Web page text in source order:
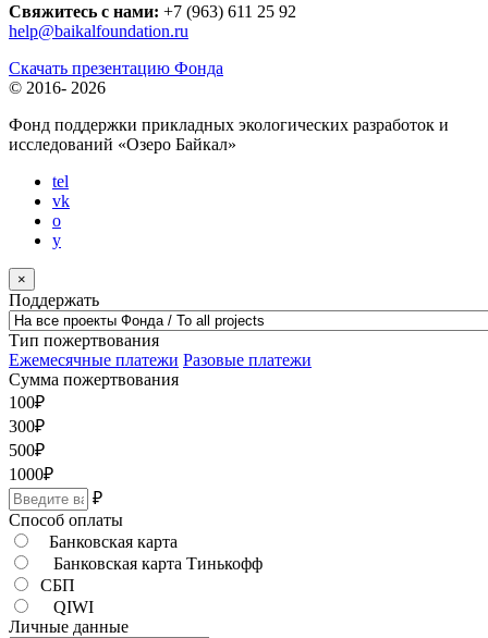
Свяжитесь с нами: +7 (963) 611 25 92
help@baikalfoundation.ru
Скачать презентацию Фонда
© 2016- 2026
Фонд поддержки прикладных экологических разработок и
исследований «Озеро Байкал»
tel
vk
o
y
×
Поддержать
Тип пожертвования
Ежемесячные платежи Разовые платежи
Сумма пожертвования
100₽
300₽
500₽
1000₽
₽
Способ оплаты
Банковская карта
Банковская карта Тинькофф
СБП
QIWI
Личные данные